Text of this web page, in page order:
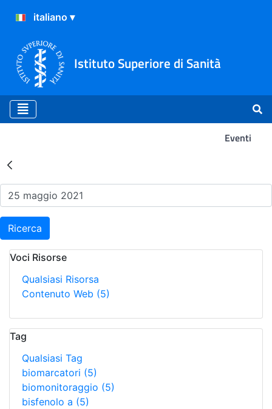
Istituto Superiore di Sanità
Eventi
Risultati della Ricerca -
Ricerca
Voci Risorse
Qualsiasi Risorsa
Contenuto Web (5)
Tag
Qualsiasi Tag
biomarcatori (5)
biomonitoraggio (5)
bisfenolo a (5)